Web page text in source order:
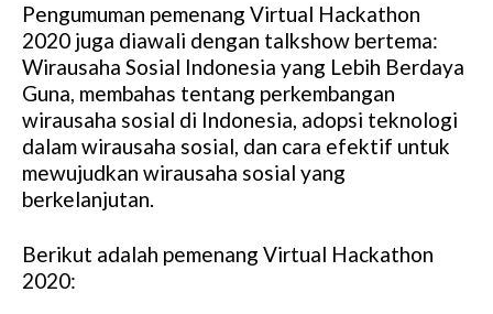
Pengumuman pemenang Virtual Hackathon
2020 juga diawali dengan talkshow bertema:
Wirausaha Sosial Indonesia yang Lebih Berdaya
Guna, membahas tentang perkembangan
wirausaha sosial di Indonesia, adopsi teknologi
dalam wirausaha sosial, dan cara efektif untuk
mewujudkan wirausaha sosial yang
berkelanjutan.
Berikut adalah pemenang Virtual Hackathon
2020: